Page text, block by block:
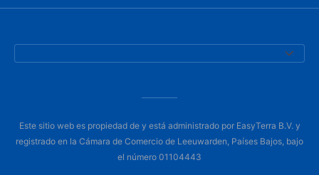
Este sitio web es propiedad de y está administrado por EasyTerra B.V. y
registrado en la Cámara de Comercio de Leeuwarden, Países Bajos, bajo
el número 01104443